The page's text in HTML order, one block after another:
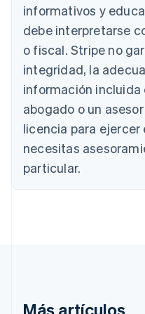
informativos y
debe interpretarse
o fiscal. Stripe no
integridad, la
información incluida
abogado o un
licencia para
necesitas
particular.
Alemania
Deutsch English
Australia
English
Austria
DeutschEnglish
Bélgica
Nederlands
Brasil
PortuguêsEnglish
English